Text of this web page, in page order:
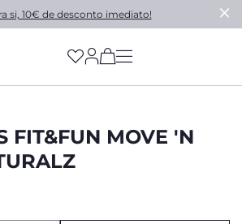
si, 10€ de desconto imediato!
(has more options
FIT&FUN MOVE 'N